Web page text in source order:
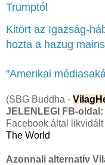
Trumptól
Kitört az Igazság-
hozta a hazug
"Amerikai
(SBG Buddha -
JELENLEGI FB-oldal:
Facebook által likvidált
The World
Azonnali alternatív